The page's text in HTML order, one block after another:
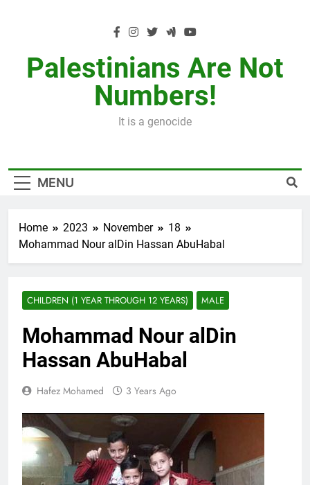
Palestinians Are Not
Numbers!
It is a genocide
MENU
Home 2023 November
18
Mohammad Nour alDin Hassan AbuHabal
CHILDREN (1 YEAR THROUGH 12 YEARS) MALE
Mohammad Nour alDin
Hassan AbuHabal
Hafez Mohamed 3 Years Ago